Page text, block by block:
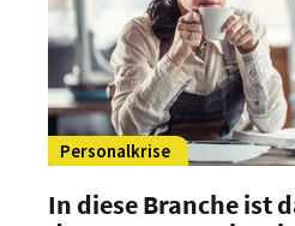
Personalkrise
In diese Branche ist